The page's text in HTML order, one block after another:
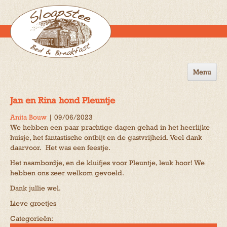
Menu
Omgeving
Jan en Rina hond Pleuntje
Anita Bouw | 09/06/2023
We hebben een paar prachtige dagen gehad in het heerlijke
huisje, het fantastische ontbijt en de gastvrijheid. Veel dank
daarvoor. Het was een feestje.
Het naambordje, en de kluifjes voor Pleuntje, leuk hoor! We
hebben ons zeer welkom gevoeld.
Dank jullie wel.
Lieve groetjes
Categorieën: